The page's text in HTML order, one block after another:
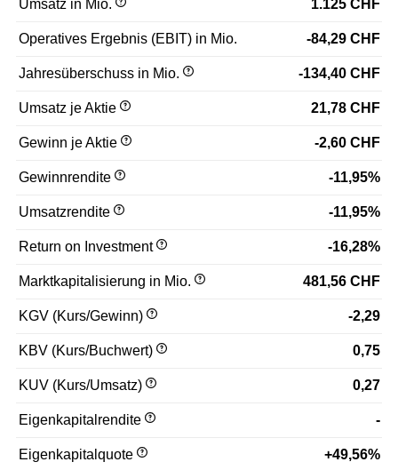
Umsatz in Mio. 1.125 CHF
Operatives Ergebnis (EBIT) in Mio. -84,29 CHF
Jahresüberschuss in Mio. -134,40 CHF
Umsatz je Aktie 21,78 CHF
Gewinn je Aktie -2,60 CHF
Gewinnrendite -11,95%
Umsatzrendite -11,95%
Return on Investment -16,28%
Marktkapitalisierung in Mio. 481,56 CHF
KGV (Kurs/Gewinn) -2,29
KBV (Kurs/Buchwert) 0,75
KUV (Kurs/Umsatz) 0,27
Eigenkapitalrendite -
Eigenkapitalquote +49,56%